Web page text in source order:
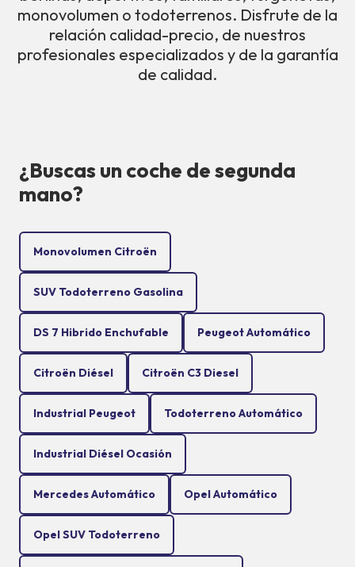
monovolumen o todoterrenos. Disfrute de la
relación calidad-precio, de nuestros
profesionales especializados y de la garantía
de calidad.
¿Buscas un coche de segunda
mano?
Monovolumen Citroën
SUV Todoterreno Gasolina
DS 7 Hibrido Enchufable Peugeot Automático
Citroën Diésel Citroën C3 Diesel
Industrial Peugeot Todoterreno Automático
Industrial Diésel Ocasión
Mercedes Automático Opel Automático
Opel SUV Todoterreno